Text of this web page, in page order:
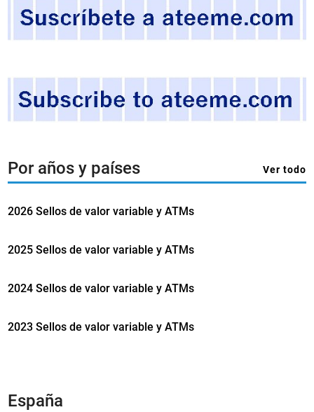
Por años y países Ver todo
2026 Sellos de valor variable y ATMs
2025 Sellos de valor variable y ATMs
2024 Sellos de valor variable y ATMs
2023 Sellos de valor variable y ATMs
España